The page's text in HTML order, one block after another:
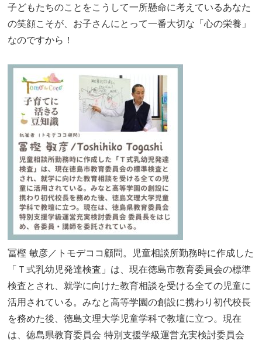
子どもたちのことをこうして一所懸命に考えているあなた
の笑顔こそが、お子さんにとって一番大切な「心の栄養」
なのですから！
冨樫 敏彦／トモデココ顧問。
児童相談所勤務時に作成した
「Ｔ式乳幼児発達検査」は、現在徳島市教育委員会の標準
検査とされ、就学に向けた教育相談を受ける全ての児童に
活用されている。みなと高等学園の創設に携わり初代校長
を務めた後、徳島文理大学児童学科で教壇に立つ。現在
は、徳島県教育委員会 特別支援学級運営充実検討委員会